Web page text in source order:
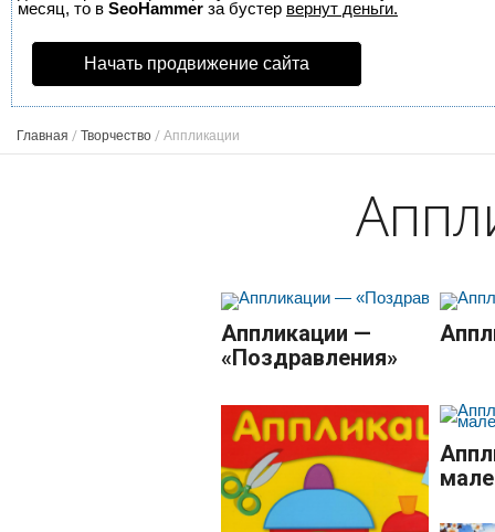
месяц, то в SeoHammer за бустер вернут деньги.
Начать продвижение сайта
Главная / Творчество / Аппликации
Аппликации —
«Поздравления»